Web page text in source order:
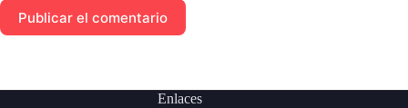
Publicar el comentario
Enlaces